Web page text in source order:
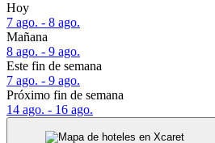
Hoy
7 ago. - 8 ago.
Mañana
8 ago. - 9 ago.
Este fin de semana
7 ago. - 9 ago.
Próximo fin de semana
14 ago. - 16 ago.